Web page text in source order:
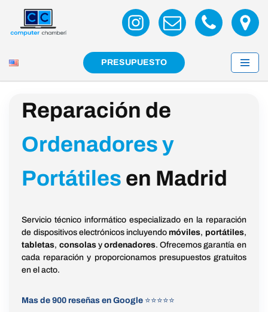
Saltar
PRESUPUESTO
Reparación de
Ordenadores y
Portátiles en Madrid
Servicio técnico informático especializado en la reparación
de dispositivos electrónicos incluyendomóviles, portátiles,
tabletas, consolasy ordenadores. Ofrecemos garantía en
cada reparación y proporcionamos presupuestos gratuitos
en el acto.
Mas de 900 reseñas en Google ⭐⭐⭐⭐⭐